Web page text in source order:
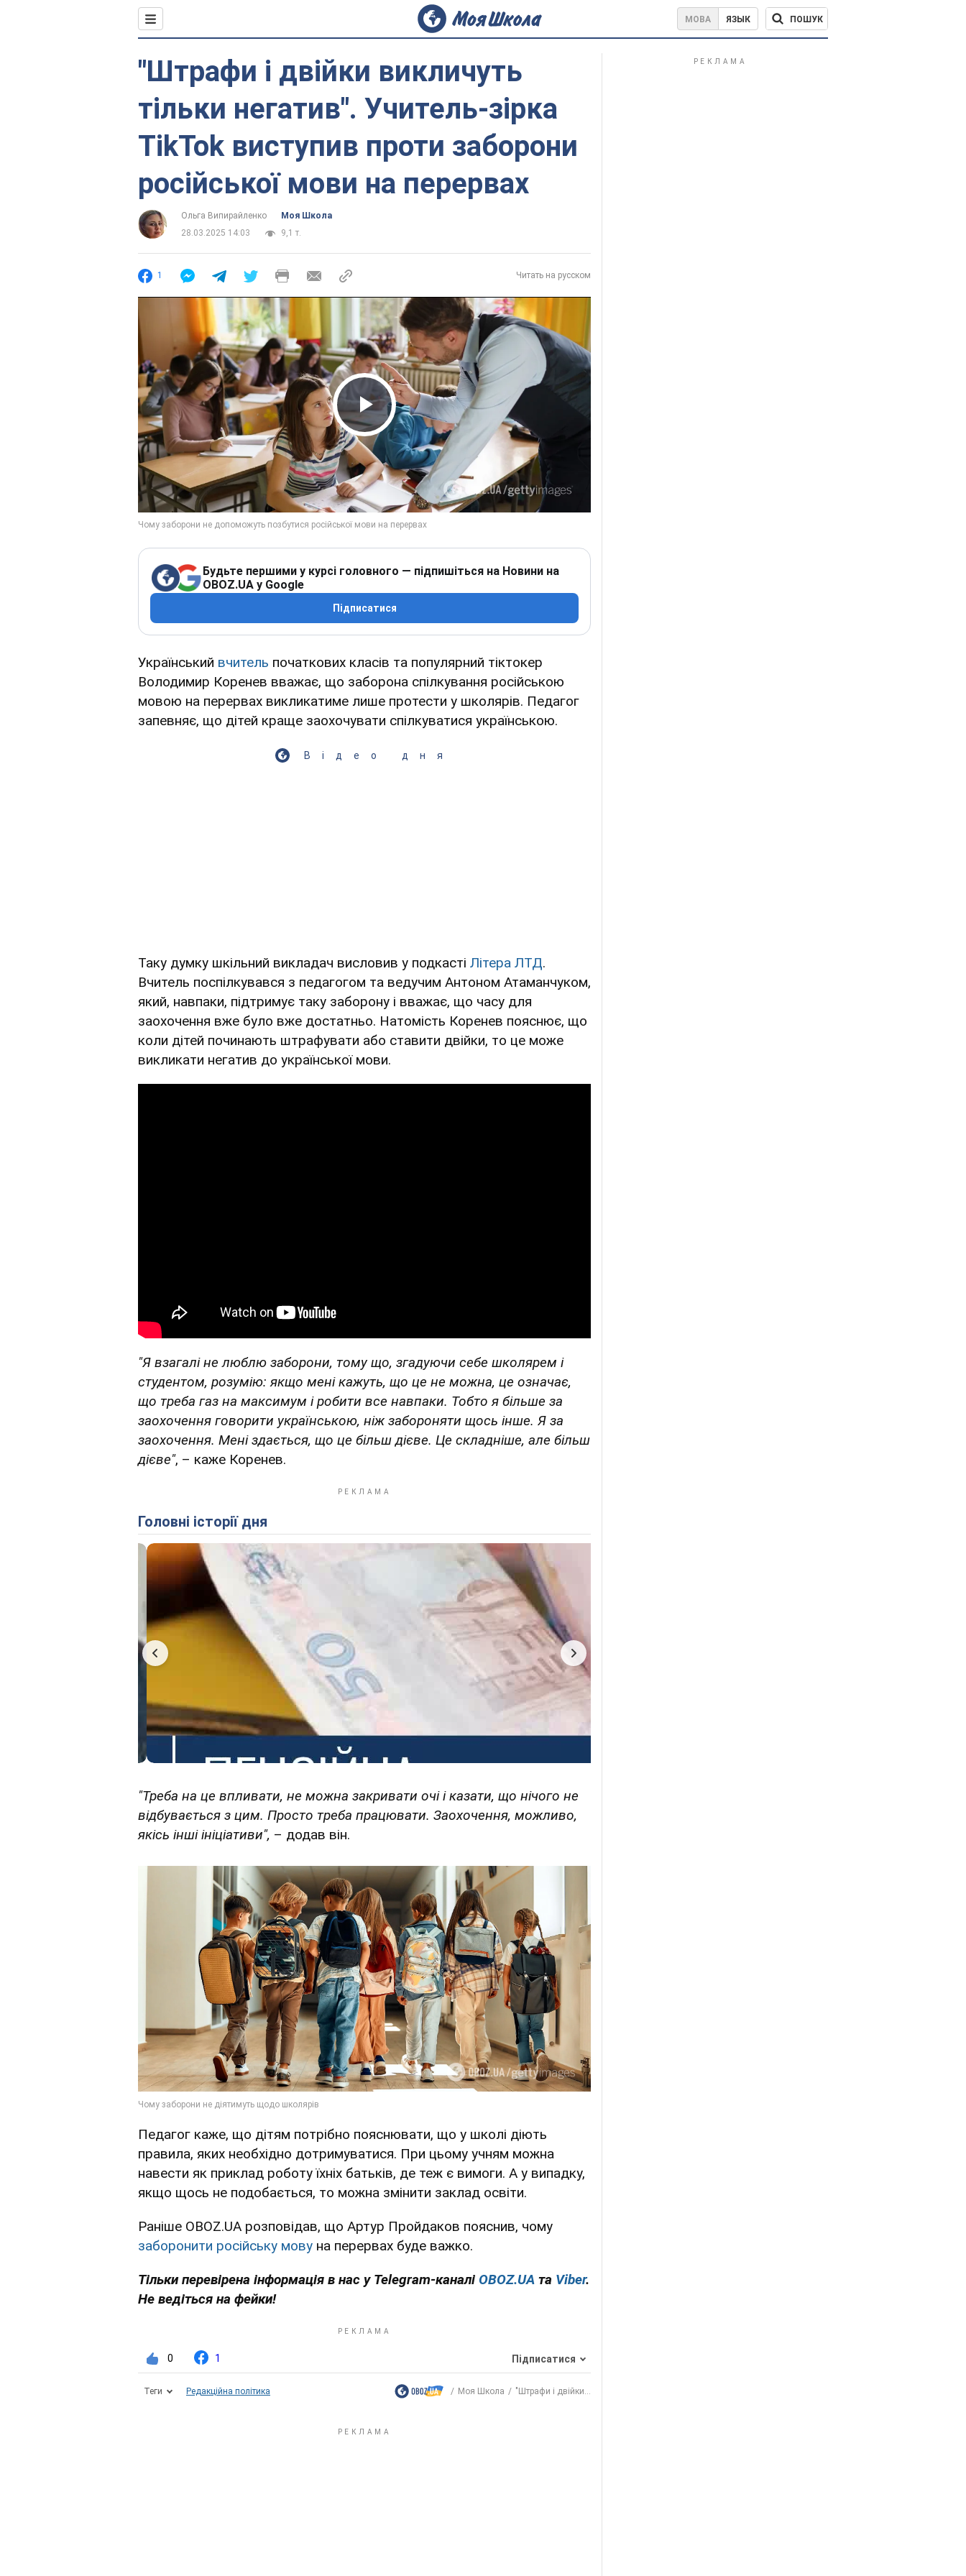
МОВА ЯЗЫК ПОШУК
"Штрафи і двійки викличуть
тільки негатив". Учитель-зірка
TikTok виступив проти заборони
російської мови на перервах
Ольга Випирайленко
Моя Школа
28.03.2025 14:03
9,1 т.
1 Читать на русском
Play Video
Будьте першими у курсі головного — підпишіться на Новини на
OBOZ.UA у Google
Підписатися
Український вчитель початкових класів та популярний тіктокер
Володимир Коренев вважає, що заборона спілкування російською
мовою на перервах викликатиме лише протести у школярів. Педагог
запевняє, що дітей краще заохочувати спілкуватися українською.
Відео дня
Таку думку шкільний викладач висловив у подкасті Літера ЛТД.
Вчитель поспілкувався з педагогом та ведучим Антоном Атаманчуком,
який, навпаки, підтримує таку заборону і вважає, що часу для
заохочення вже було вже достатньо. Натомість Коренев пояснює, що
коли дітей починають штрафувати або ставити двійки, то це може
викликати негатив до української мови.
"Я взагалі не люблю заборони, тому що, згадуючи себе школярем і
студентом, розумію: якщо мені кажуть, що це не можна, це означає,
що треба газ на максимум і робити все навпаки. Тобто я більше за
заохочення говорити українською, ніж забороняти щось інше. Я за
заохочення. Мені здається, що це більш дієве. Це складніше, але більш
дієве", – каже Коренев.
Головні історії дня
"Треба на це впливати, не можна закривати очі і казати, що нічого не
відбувається з цим. Просто треба працювати. Заохочення, можливо,
якісь інші ініціативи", – додав він.
Педагог каже, що дітям потрібно пояснювати, що у школі діють
правила, яких необхідно дотримуватися. При цьому учням можна
навести як приклад роботу їхніх батьків, де теж є вимоги. А у випадку,
якщо щось не подобається, то можна змінити заклад освіти.
Раніше OBOZ.UA розповідав, що Артур Пройдаков пояснив, чому
заборонити російську мову на перервах буде важко.
Тільки перевірена інформація в нас у Telegram-каналі OBOZ.UA та Viber.
Не ведіться на фейки!
0 1 Підписатися
Теги Редакційна політика Моя Школа "Штрафи і двійки...